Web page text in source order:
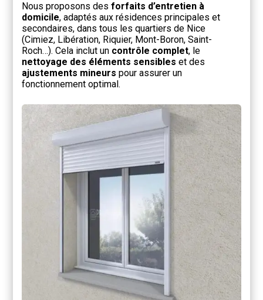
Nous proposons desforfaits d’entretien à
domicile, adaptés aux résidences principales et
secondaires, dans tous les quartiers de Nice
(Cimiez, Libération, Riquier, Mont-Boron, Saint-
Roch…). Cela inclut un contrôle complet, le
nettoyage des éléments sensibles et des
ajustements mineurs pour assurer un
fonctionnement optimal.